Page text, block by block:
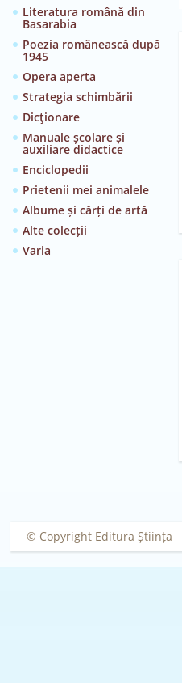
Literatura română din
Basarabia
Poezia românească după
1945
Opera aperta
Strategia schimbării
Dicţionare
Manuale școlare și
auxiliare didactice
Enciclopedii
Prietenii mei animalele
Albume și cărți de artă
Alte colecții
Varia
© Copyright Editura Știința